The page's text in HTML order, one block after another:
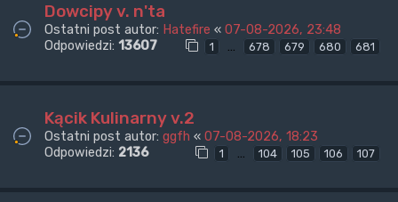
Dowcipy v. n'ta
Ostatni post autor: Hatefire « 07-08-2026, 23:48
Odpowiedzi: 13607 1 … 678 679 680 681
Kącik Kulinarny v.2
Ostatni post autor: ggfh « 07-08-2026, 18:23
Odpowiedzi: 2136 1 … 104 105 106 107